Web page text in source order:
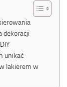
dekoracji
unikać
lakierem w